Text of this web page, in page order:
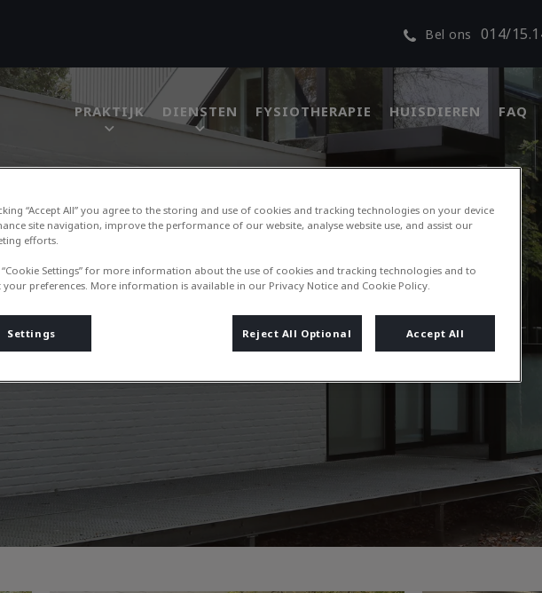
Bel ons 014/
a’bel
PRAKTIJK DIENSTEN FYSIOTHERAPIE HUISDIEREN FAQ
“Accept All” you agree to the storing and use of cookies and tracking technologies on your device
site navigation, improve the performance of our website, analyse website use, and assist our
efforts.
“Cookie Settings” for more information about the use of cookies and tracking technologies and to
your preferences. More information is available in our Privacy Notice and Cookie Policy.
Settings Reject All Optional Accept All